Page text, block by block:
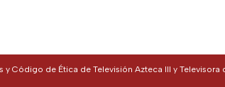
y Código de Ética de Televisión Azteca III y Televisora